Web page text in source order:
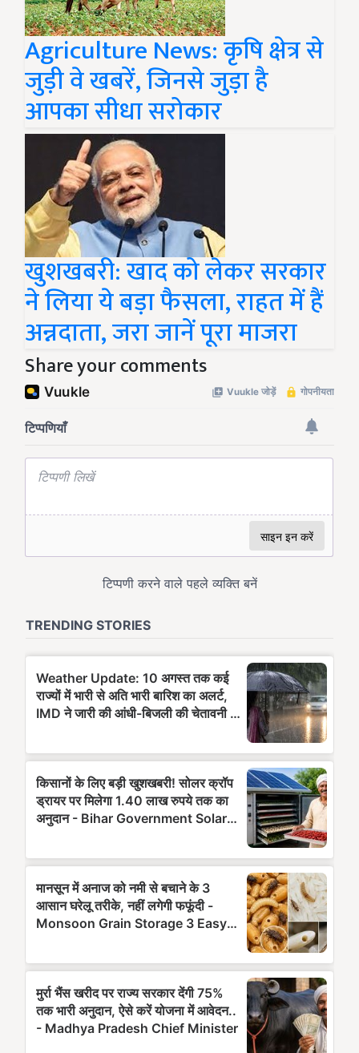
Agriculture News: कृषि क्षेत्र से
जुड़ी वे खबरें, जिनसे जुड़ा है
आपका सीधा सरोकार
खुशखबरी: खाद को लेकर सरकार
ने लिया ये बड़ा फैसला, राहत में हैं
अन्नदाता, जरा जानें पूरा माजरा
Share your comments